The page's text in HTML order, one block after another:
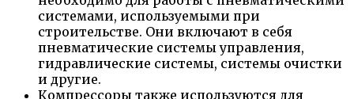
системами, используемыми при
строительстве. Они включают в себя
пневматические системы управления,
гидравлические системы, системы очистки
и другие.
Компрессоры также используются для